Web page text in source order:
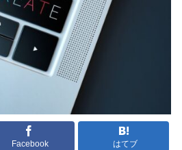
Facebook はてブ